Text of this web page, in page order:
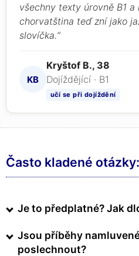
všechny texty úrovně B1
chorvatština teď zní jako
slovíčka.“
KB
Kryštof B., 38
Dojíždějící · B1
učí se při dojíždění
Často kladené otázky:
Je to předplatné? Jak
Jsou příběhy
poslechnout?